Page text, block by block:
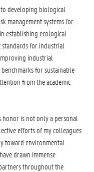
developing biological
management systems for
establishing ecological
standards for industrial
industrial
for sustainable
from the academic
honor is not only a personal
efforts of my colleagues
toward environmental
drawn immense
throughout the